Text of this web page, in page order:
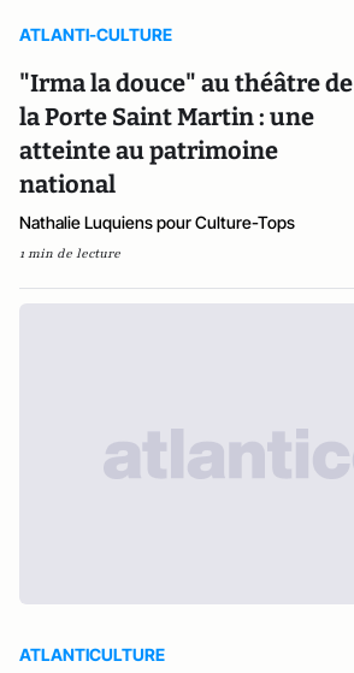
ATLANTI-CULTURE
"Irma la douce" au théâtre de
la Porte Saint Martin : une
atteinte au patrimoine
national
Nathalie Luquiens pour Culture-Tops
1 min de lecture
ATLANTICULTURE